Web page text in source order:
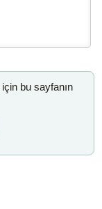
bu sayfanın